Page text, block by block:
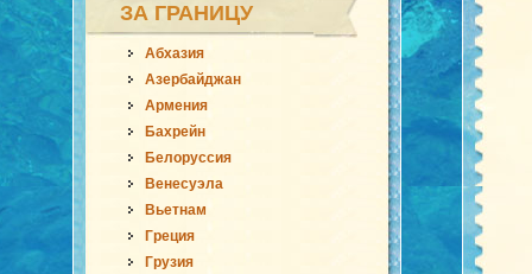
ЗА ГРАНИЦУ
Абхазия
Азербайджан
Армения
Бахрейн
Белоруссия
Венесуэла
Вьетнам
Греция
Грузия